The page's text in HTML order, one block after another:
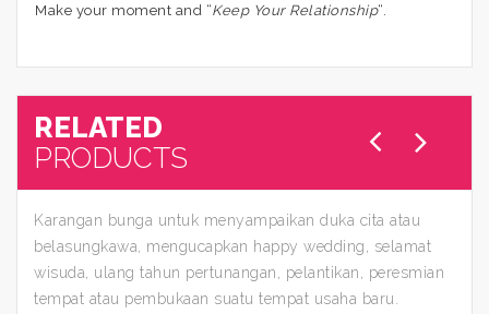
Make your moment and “Keep Your Relationship“.
RELATED
PRODUCTS
Karangan bunga untuk menyampaikan duka cita atau
belasungkawa, mengucapkan happy wedding, selamat
wisuda, ulang tahun pertunangan, pelantikan, peresmian
tempat atau pembukaan suatu tempat usaha baru.